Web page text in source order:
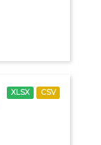
XLSX CSV